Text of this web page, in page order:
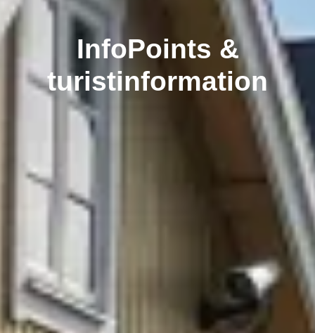
InfoPoints &
turistinformation